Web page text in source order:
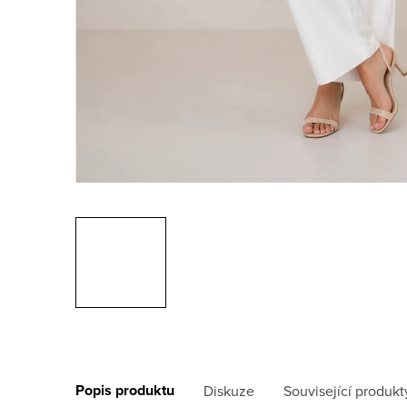
Popis produktu Diskuze Související